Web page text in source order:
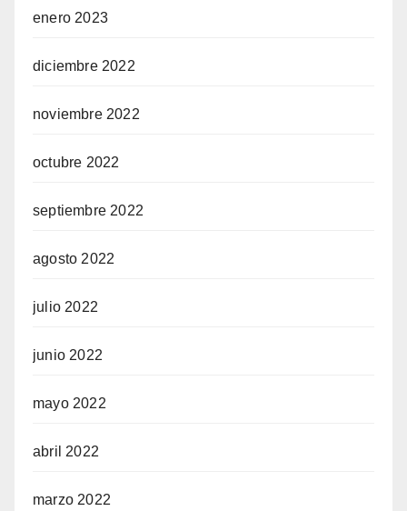
enero 2023
diciembre 2022
noviembre 2022
octubre 2022
septiembre 2022
agosto 2022
julio 2022
junio 2022
mayo 2022
abril 2022
marzo 2022